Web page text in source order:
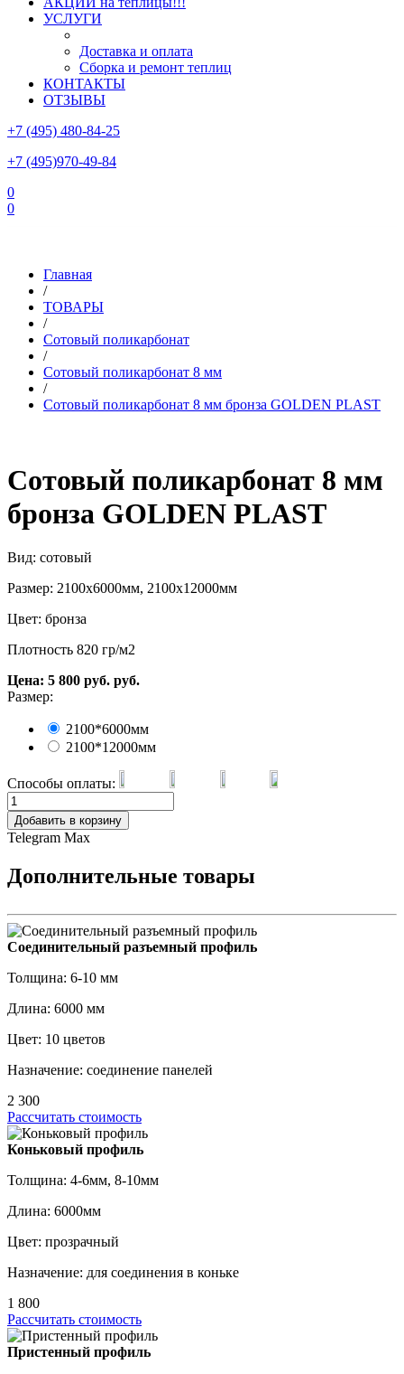
УСЛУГИ
Доставка и оплата
Сборка и ремонт теплиц
КОНТАКТЫ
ОТЗЫВЫ
+7 (495) 480-84-25
+7 (495)970-49-84
0
0
Главная
/
ТОВАРЫ
/
Сотовый поликарбонат
/
Сотовый поликарбонат 8 мм
/
Сотовый поликарбонат 8 мм бронза GOLDEN PLAST
Сотовый поликарбонат 8 мм
бронза GOLDEN PLAST
Вид: сотовый
Размер: 2100х6000мм, 2100х12000мм
Цвет: бронза
Плотность 820 гр/м2
Цена: 5 800 руб. руб.
Размер:
2100*6000мм
2100*12000мм
Способы оплаты:
Добавить в корзину
Telegram Max
Дополнительные товары
Соединительный разъемный профиль
Толщина: 6-10 мм
Длина: 6000 мм
Цвет: 10 цветов
Назначение: соединение панелей
2 300
Рассчитать стоимость
Коньковый профиль
Толщина: 4-6мм, 8-10мм
Длина: 6000мм
Цвет: прозрачный
Назначение: для соединения в коньке
1 800
Рассчитать стоимость
Пристенный профиль